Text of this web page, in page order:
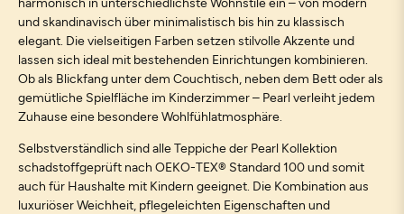
und skandinavisch über minimalistisch bis hin zu klassisch
elegant. Die vielseitigen Farben setzen stilvolle Akzente und
lassen sich ideal mit bestehenden Einrichtungen kombinieren.
Ob als Blickfang unter dem Couchtisch, neben dem Bett oder als
gemütliche Spielfläche im Kinderzimmer – Pearl verleiht jedem
Zuhause eine besondere Wohlfühlatmosphäre.
Selbstverständlich sind alle Teppiche der Pearl Kollektion
schadstoffgeprüft nach OEKO-TEX® Standard 100 und somit
auch für Haushalte mit Kindern geeignet. Die Kombination aus
luxuriöser Weichheit, pflegeleichten Eigenschaften und